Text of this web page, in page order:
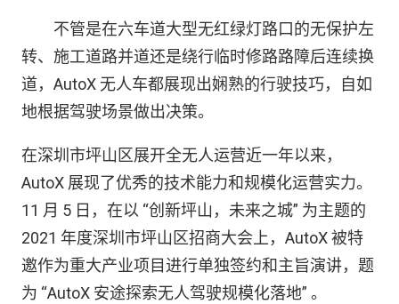
不管是在六车道大型无红绿灯路口的无保护左
转、施工道路并道还是绕行临时修路路障后连续换
道，AutoX 无人车都展现出娴熟的行驶技巧，自如
地根据驾驶场景做出决策。
在深圳市坪山区展开全无人运营近一年以来，
AutoX 展现了优秀的技术能力和规模化运营实力。
11 月 5 日，在以 “创新坪山，未来之城” 为主题的
2021 年度深圳市坪山区招商大会上，AutoX 被特
邀作为重大产业项目进行单独签约和主旨演讲，题
为 “AutoX 安途探索无人驾驶规模化落地” 。